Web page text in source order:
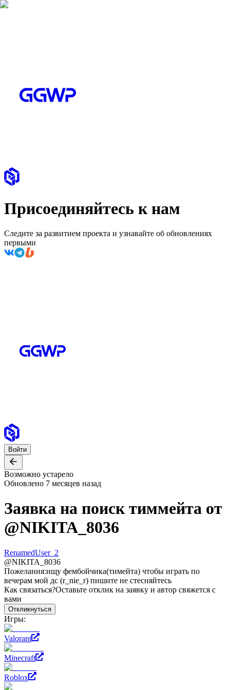
Присоединяйтесь к нам
Следите за развитием проекта и узнавайте об обновлениях
первыми
Войти
Возможно устарело
Обновлено 7 месяцев назад
Заявка на поиск тиммейта от
@NIKITA_8036
RenamedUser_2
@NIKITA_8036
Пожелания:ищу фембойчика(тимейта) чтобы играть по
вечерам мой дс (r_nie_r) пишите не стесняйтесь
Как связаться?Оставьте отклик на заявку и автор свяжется с
вами
Откликнуться
Игры:
Valorant
Minecraft
Roblox